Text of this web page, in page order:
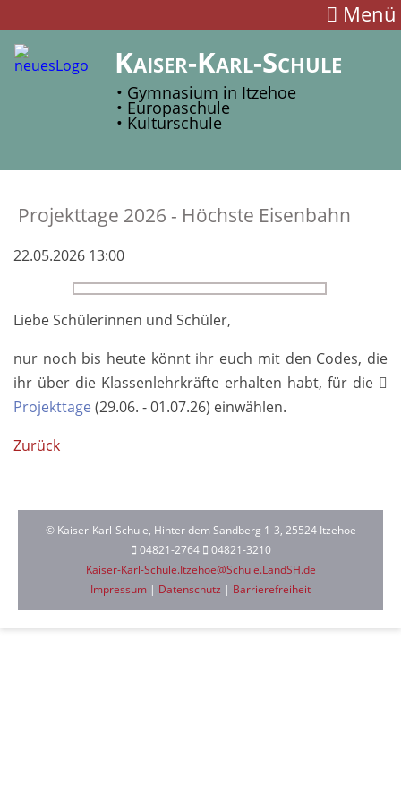
Menü
Kaiser-Karl-Schule
• Gymnasium in Itzehoe
• Europaschule
• Kulturschule
Projekttage 2026 - Höchste Eisen­bahn
22.05.2026 13:00
Liebe Schülerinnen und Schüler,
nur noch bis heute könnt ihr euch mit den Codes, die
ihr über die Klassen­lehr­kräfte er­halten habt, für die
Projekttage (29.06. - 01.07.26) ein­wählen.
Zurück
© Kaiser-Karl-Schule, Hinter dem Sandberg 1-3, 25524 Itzehoe
04821-2764
04821-3210
Kaiser-Karl-Schule.Itzehoe@Schule.LandSH.de
Impressum | Datenschutz | Barrierefreiheit